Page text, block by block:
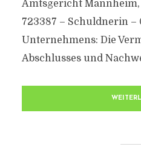
Amtsgericht Mannheim,
723387 – Schuldnerin –
Unternehmens: Die
Abschlusses und